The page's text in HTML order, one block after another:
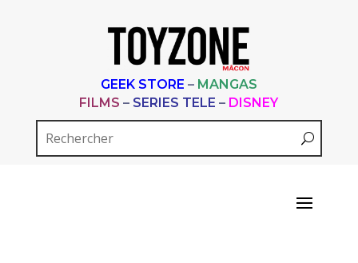
GEEK STORE – MANGAS
FILMS – SERIES TELE – DISNEY